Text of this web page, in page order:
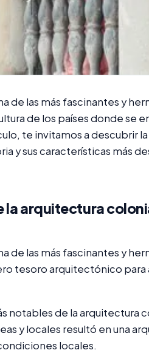
de las más fascinantes y
de los países donde se
te invitamos a descubrir
y sus características más
la arquitectura
de las más fascinantes y
tesoro arquitectónico para
notables de la arquitectura
y locales resultó en una
locales.